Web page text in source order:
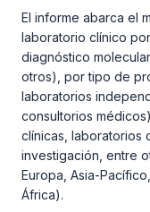
El informe abarca el
laboratorio clínico
diagnóstico
otros), por tipo de
laboratorios
consultorios
clínicas, laboratorios
investigación, entre
Europa, Asia-
África).